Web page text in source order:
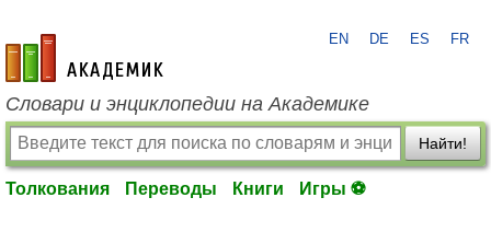
academic.ru
EN DE ES FR
Словари и энциклопедии на Академике
Найти!
Толкования Переводы Книги Игры ⚽